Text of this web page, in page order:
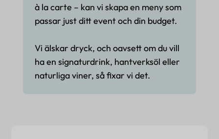
à la carte – kan vi skapa en meny som
passar just ditt event och din budget.
Vi älskar dryck, och oavsett om du vill
ha en signaturdrink, hantverksöl eller
naturliga viner, så fixar vi det.